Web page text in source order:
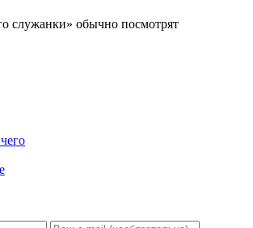
служанки» обыч­но по­смот­рят